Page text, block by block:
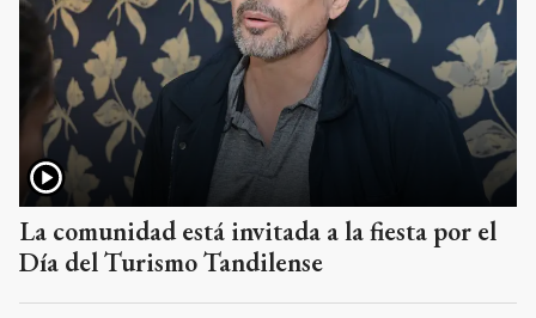
La comunidad está invitada a la fiesta por el
Día del Turismo Tandilense